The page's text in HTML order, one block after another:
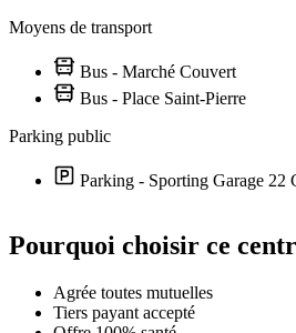
Moyens de transport
Bus - Marché Couvert
Bus - Place Saint-Pierre
Parking public
Parking - Sporting Garage 22
+
Leaflet
Pourquoi choisir ce
Agrée toutes mutuelles
Tiers payant accepté